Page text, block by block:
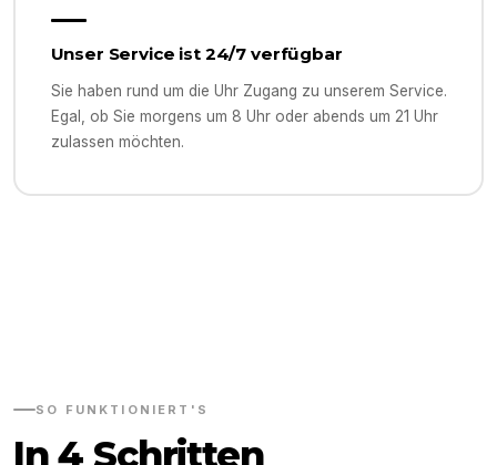
Unser Service ist 24/7 verfügbar
Sie haben rund um die Uhr Zugang zu unserem Service.
Egal, ob Sie morgens um 8 Uhr oder abends um 21 Uhr
zulassen möchten.
SO FUNKTIONIERT'S
In 4 Schritten